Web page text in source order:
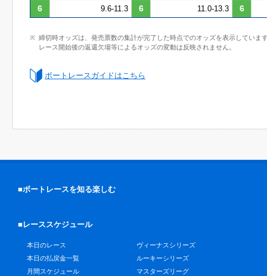
6
9.6-11.3 6 11.0-13.3 6
締切時オッズは、発売票数の集計が完了した時点でのオッズを表示していま
レース開始後の返還欠場等によるオッズの変動は反映されません。
ボートレースガイドはこちら
■ボートレースを知る楽しむ
■レーススケジュール
本日のレース
本日の払戻金一覧
月間スケジュール
ヴィーナスシリーズ
ルーキーシリーズ
マスターズリーグ